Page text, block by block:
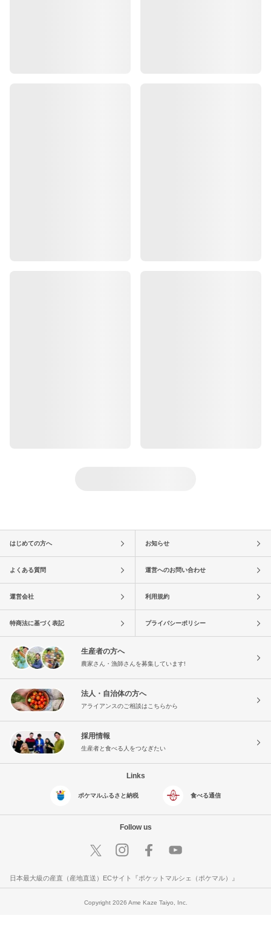
はじめての方へ お知らせ
よくある質問 運営へのお問い合わせ
運営会社 利用規約
特商法に基づく表記 プライバシーポリシー
生産者の方へ
農家さん・漁師さんを募集しています!
法人・自治体の方へ
アライアンスのご相談はこちらから
採用情報
生産者と食べる人をつなぎたい
Links
ポケマルふるさと納税 食べる通信
Follow us
日本最大級の産直（産地直送）ECサイト『ポケットマルシェ（ポケマル）』
Copyright 2026 Ame Kaze Taiyo, Inc.